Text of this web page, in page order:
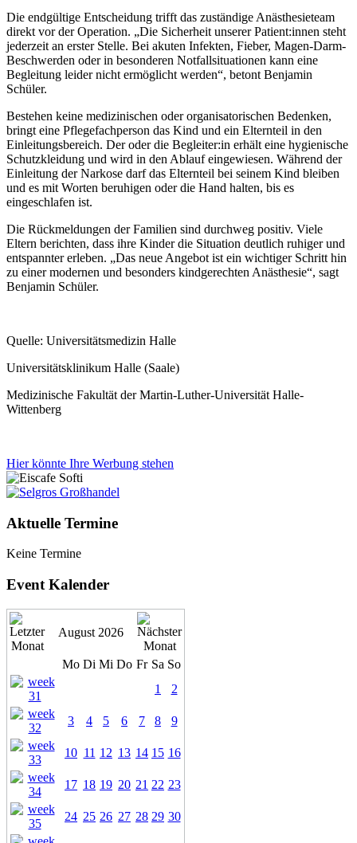
Die endgültige Entscheidung trifft das zuständige Anästhesieteam
direkt vor der Operation. „Die Sicherheit unserer Patient:innen steht
jederzeit an erster Stelle. Bei akuten Infekten, Fieber, Magen-Darm-
Beschwerden oder in besonderen Notfallsituationen kann eine
Begleitung leider nicht ermöglicht werden“, betont Benjamin
Schüler.
Bestehen keine medizinischen oder organisatorischen Bedenken,
bringt eine Pflegefachperson das Kind und ein Elternteil in den
Einleitungsbereich. Der oder die Begleiter:in erhält eine hygienische
Schutzkleidung und wird in den Ablauf eingewiesen. Während der
Einleitung der Narkose darf das Elternteil bei seinem Kind bleiben
und es mit Worten beruhigen oder die Hand halten, bis es
eingeschlafen ist.
Die Rückmeldungen der Familien sind durchweg positiv. Viele
Eltern berichten, dass ihre Kinder die Situation deutlich ruhiger und
entspannter erleben. „Das neue Angebot ist ein wichtiger Schritt hin
zu einer modernen und besonders kindgerechten Anästhesie“, sagt
Benjamin Schüler.
Quelle: Universitätsmedizin Halle
Universitätsklinikum Halle (Saale)
Medizinische Fakultät der Martin-Luther-Universität Halle-
Wittenberg
Hier könnte Ihre Werbung stehen
Aktuelle Termine
Keine Termine
Event Kalender
August 2026
Mo Di Mi Do Fr Sa So
1
2
3 4 5 6 7 8 9
10 11 12 13 14 15 16
17 18 19 20 21 22 23
24 25 26 27 28 29 30